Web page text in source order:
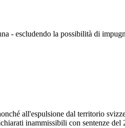
- escludendo la possibilità di
all'espulsione dal territorio
inammissibili con sentenze